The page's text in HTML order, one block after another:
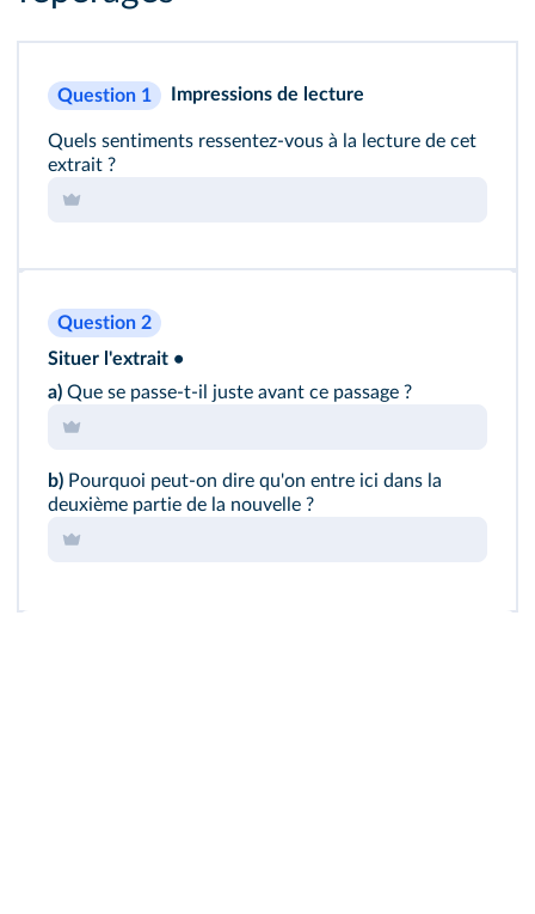
Question 1 Impressions de lecture
Quels sentiments ressentez-vous à la lecture de cet
extrait ?
Question 2
Situer l'extrait •
a) Que se passe‐t‐il juste avant ce passage ?
b) Pourquoi peut‐on dire qu'on entre ici dans la
deuxième partie de la nouvelle ?